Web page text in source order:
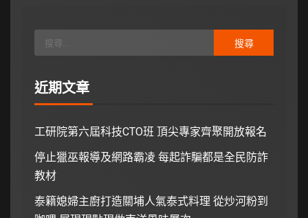
近期文章
工研院第六屆科技CTO班 頂尖專家齊聚開放報名
停止獵巫報導及網路霸凌 每起詐騙都是全民防詐
教材
泰籍媳婦主廚打造關埔人氣泰式料理 從炒河粉到